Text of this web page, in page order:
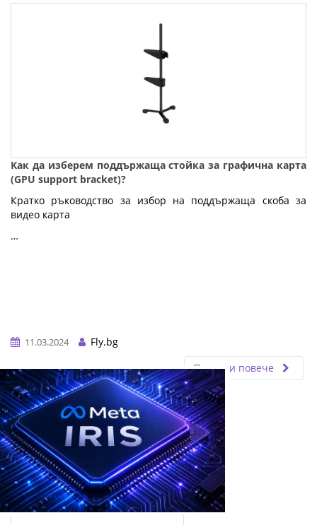
Как да изберем поддържаща стойка за графична карта
(GPU support bracket)?
Кратко ръководство за избор на поддържаща скоба за
видео карта
…
11.03.2024
Fly.bg
Прочети повече